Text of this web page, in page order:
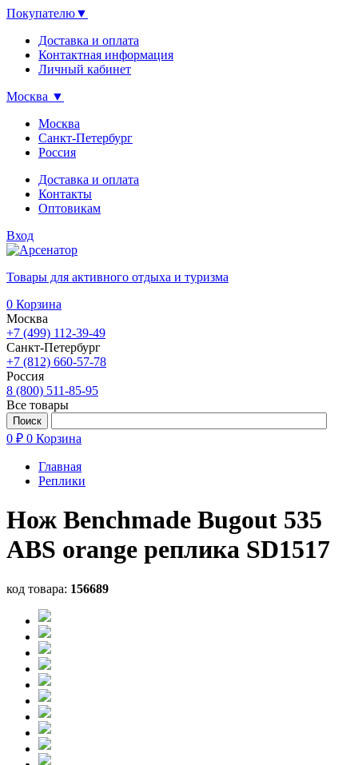
Покупателю▼
Доставка и оплата
Контактная информация
Личный кабинет
Москва ▼
Москва
Санкт-Петербург
Россия
Доставка и оплата
Контакты
Оптовикам
Вход
Товары для активного отдыха и туризма
0 Корзина
Москва
+7 (499) 112-39-49
Санкт-Петербург
+7 (812) 660-57-78
Россия
8 (800) 511-85-95
Все товары
0 ₽ 0 Корзина
Главная
Реплики
Нож Benchmade Bugout 535
ABS orange реплика SD1517
код товара: 156689